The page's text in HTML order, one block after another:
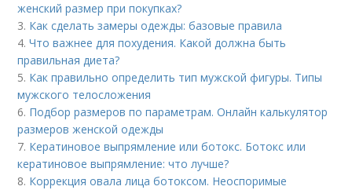
женский размер при покупках?
3. Как сделать замеры одежды: базовые правила
4.Что важнее для похудения. Какой должна быть
правильная диета?
5. Как правильно определить тип мужской фигуры. Типы
мужского телосложения
6. Подбор размеров по параметрам. Онлайн калькулятор
размеров женской одежды
7. Кератиновое выпрямление или ботокс. Ботокс или
кератиновое выпрямление: что лучше?
8. Коррекция овала лица ботоксом. Неоспоримые